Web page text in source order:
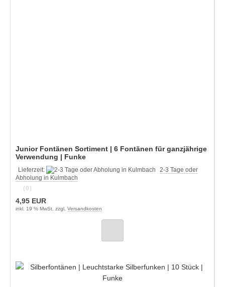
Junior Fontänen Sortiment | 6 Fontänen für ganzjährige
Verwendung | Funke
Lieferzeit:
2-3 Tage oder
Abholung in Kulmbach
(0)
4,95 EUR
inkl. 19 % MwSt. zzgl. Versandkosten